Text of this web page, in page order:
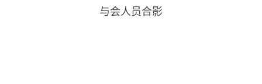
与会人员合影